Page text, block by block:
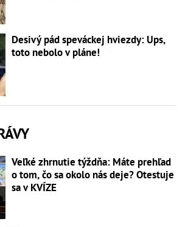
Desivý pád speváckej hviezdy: Ups,
toto nebolo v pláne!
Veľké zhrnutie týždňa: Máte prehľad
o tom, čo sa okolo nás deje? Otestuje
sa v KVÍZE